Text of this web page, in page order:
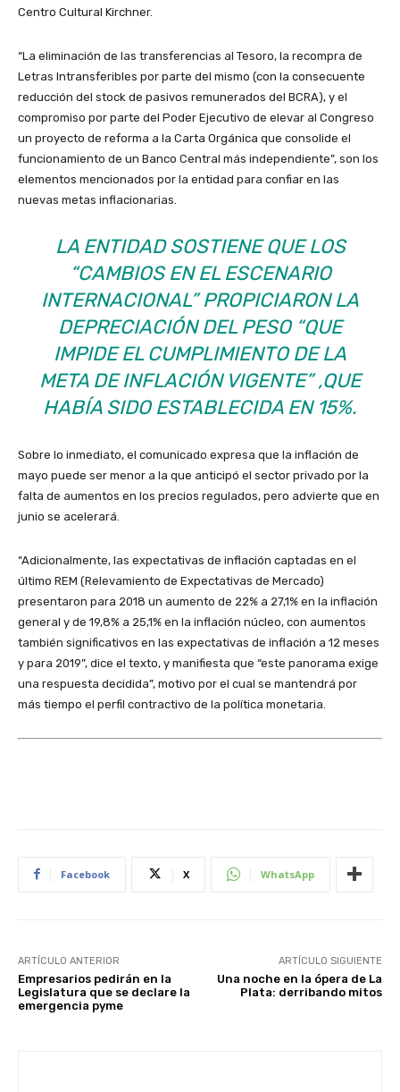
Centro Cultural Kirchner.
“La eliminación de las transferencias al Tesoro, la recompra de
Letras Intransferibles por parte del mismo (con la consecuente
reducción del stock de pasivos remunerados del BCRA), y el
compromiso por parte del Poder Ejecutivo de elevar al Congreso
un proyecto de reforma a la Carta Orgánica que consolide el
funcionamiento de un Banco Central más independiente”, son los
elementos mencionados por la entidad para confiar en las
nuevas metas inflacionarias.
LA ENTIDAD SOSTIENE QUE LOS
“CAMBIOS EN EL ESCENARIO
INTERNACIONAL” PROPICIARON LA
DEPRECIACIÓN DEL PESO “QUE
IMPIDE EL CUMPLIMIENTO DE LA
META DE INFLACIÓN VIGENTE” ,QUE
HABÍA SIDO ESTABLECIDA EN 15%.
Sobre lo inmediato, el comunicado expresa que la inflación de
mayo puede ser menor a la que anticipó el sector privado por la
falta de aumentos en los precios regulados, pero advierte que en
junio se acelerará.
“Adicionalmente, las expectativas de inflación captadas en el
último REM (Relevamiento de Expectativas de Mercado)
presentaron para 2018 un aumento de 22% a 27,1% en la inflación
general y de 19,8% a 25,1% en la inflación núcleo, con aumentos
también significativos en las expectativas de inflación a 12 meses
y para 2019”, dice el texto, y manifiesta que “este panorama exige
una respuesta decidida”, motivo por el cual se mantendrá por
más tiempo el perfil contractivo de la política monetaria.
Facebook X WhatsApp
ARTÍCULO ANTERIOR
Empresarios pedirán en la
Legislatura que se declare la
emergencia pyme
ARTÍCULO SIGUIENTE
Una noche en la ópera de La
Plata: derribando mitos